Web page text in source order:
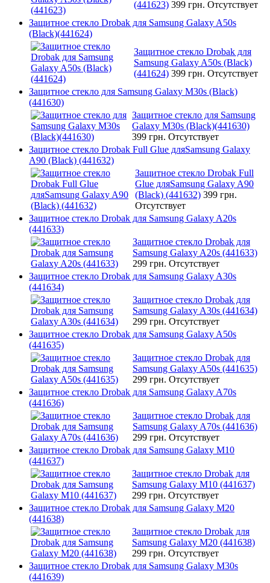
(441623) 399 грн. Отсутствует
Защитное стекло Drobak для Samsung Galaxy A50s
(Black)(441624)
Защитное стекло Drobak для
Samsung Galaxy A50s (Black)
(441624) 399 грн. Отсутствует
Защитное стекло для Samsung Galaxy M30s (Black)
(441630)
Защитное стекло для Samsung
Galaxy M30s (Black)(441630)
399 грн. Отсутствует
Защитное стекло Drobak Full Glue дляSamsung Galaxy
A90 (Black) (441632)
Защитное стекло Drobak Full
Glue дляSamsung Galaxy A90
(Black) (441632) 399 грн.
Отсутствует
Защитное стекло Drobak для Samsung Galaxy A20s
(441633)
Защитное стекло Drobak для
Samsung Galaxy A20s (441633)
299 грн. Отсутствует
Защитное стекло Drobak для Samsung Galaxy A30s
(441634)
Защитное стекло Drobak для
Samsung Galaxy A30s (441634)
299 грн. Отсутствует
Защитное стекло Drobak для Samsung Galaxy A50s
(441635)
Защитное стекло Drobak для
Samsung Galaxy A50s (441635)
299 грн. Отсутствует
Защитное стекло Drobak для Samsung Galaxy A70s
(441636)
Защитное стекло Drobak для
Samsung Galaxy A70s (441636)
299 грн. Отсутствует
Защитное стекло Drobak для Samsung Galaxy M10
(441637)
Защитное стекло Drobak для
Samsung Galaxy M10 (441637)
299 грн. Отсутствует
Защитное стекло Drobak для Samsung Galaxy M20
(441638)
Защитное стекло Drobak для
Samsung Galaxy M20 (441638)
299 грн. Отсутствует
Защитное стекло Drobak для Samsung Galaxy M30s
(441639)